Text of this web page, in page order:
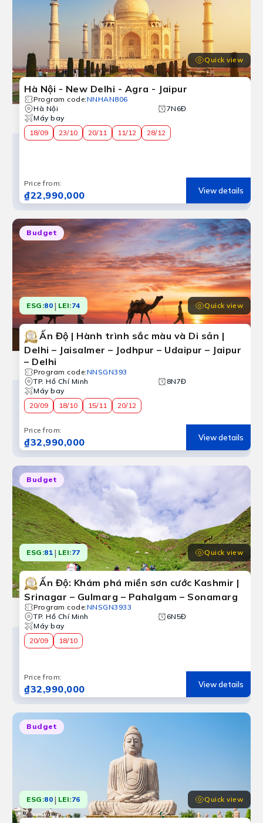
lãng mạn, đền Taj Mahal nổi tiếng khắp thế
Quick view
Hà Nội - New Delhi - Agra - Jaipur
Program code:NNHAN806
Hà Nội
7N6Đ
Máy bay
18/09
23/10 20/11 11/12 28/12
Price from:
₫22,990,000 View details
Budget
ESG:80 | LEI:74 Quick view
Ấn Độ | Hành trình sắc màu và Di sản |
Delhi – Jaisalmer – Jodhpur – Udaipur – Jaipur
– Delhi
Program code:NNSGN393
TP. Hồ Chí Minh
8N7Đ
Máy bay
20/09
18/10 15/11 20/12
Price from:
₫32,990,000 View details
Budget
ESG:81 | LEI:77 Quick view
Ấn Độ: Khám phá miền sơn cước Kashmir |
Srinagar – Gulmarg – Pahalgam – Sonamarg
Program code:NNSGN3933
TP. Hồ Chí Minh
6N5Đ
Máy bay
20/09
18/10
Price from:
₫32,990,000 View details
Budget
ESG:80 | LEI:76 Quick view